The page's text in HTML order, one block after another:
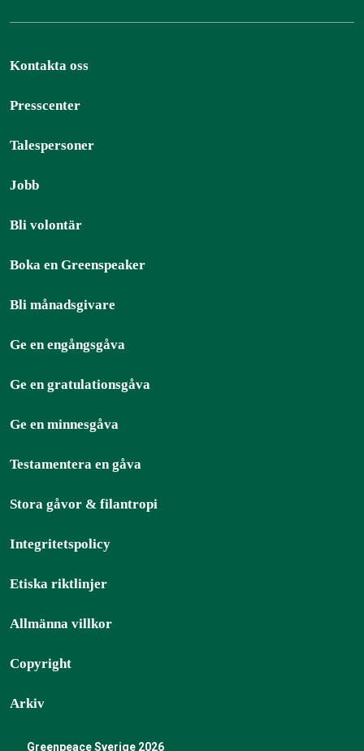
Kontakta oss
Presscenter
Talespersoner
Jobb
Bli volontär
Boka en Greenspeaker
Bli månadsgivare
Ge en engångsgåva
Ge en gratulationsgåva
Ge en minnesgåva
Testamentera en gåva
Stora gåvor & filantropi
Integritetspolicy
Etiska riktlinjer
Allmänna villkor
Copyright
Arkiv
Greenpeace Sverige 2026